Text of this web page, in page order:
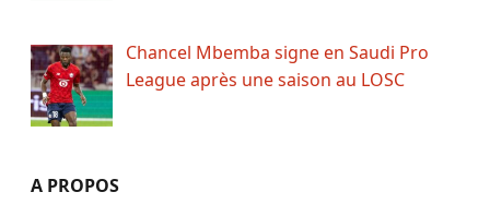
Chancel Mbemba signe en Saudi Pro
League après une saison au LOSC
A PROPOS